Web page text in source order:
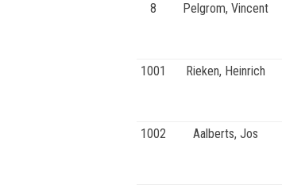
8
Pelgrom, Vincent
1001
Rieken, Heinrich
1002
Aalberts, Jos